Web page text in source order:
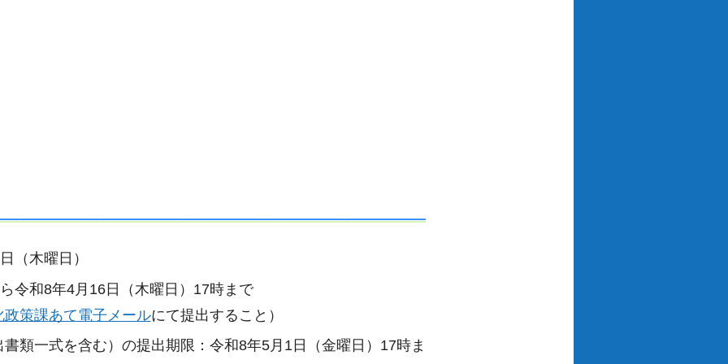
（木曜日）
令和8年4月16日（木曜日）17時まで
政策課あて電子メールにて提出すること）
類一式を含む）の提出期限：令和8年5月1日（金曜日）17時ま